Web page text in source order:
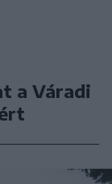
a Váradi